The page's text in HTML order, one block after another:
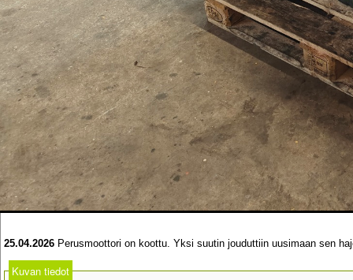
25.04.2026 Perusmoottori on koottu. Yksi suutin jouduttiin uusimaan sen
Kuvan tiedot